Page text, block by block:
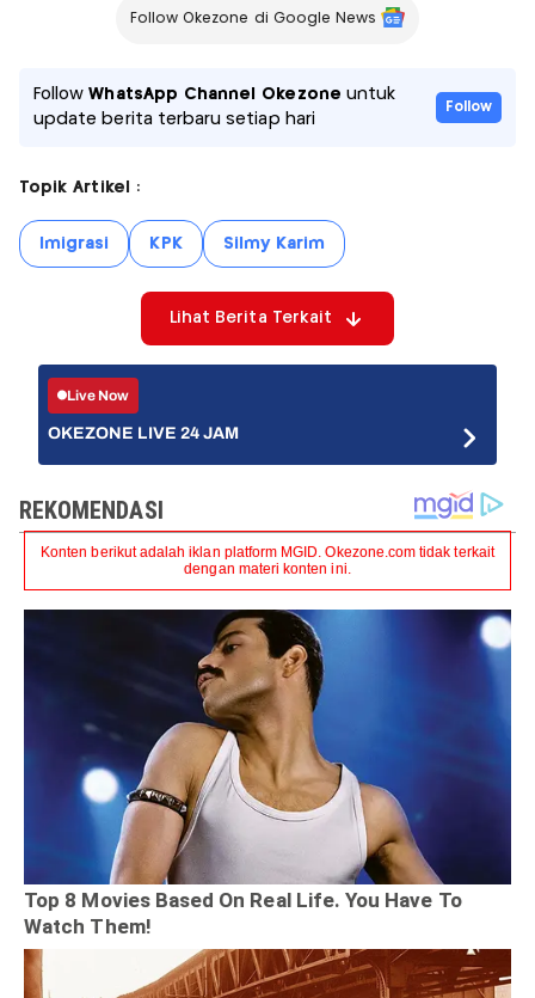
Follow Okezone di Google News
FollowWhatsApp Channel Okezone untuk
update berita terbaru setiap hari
Follow
Topik Artikel :
Imigrasi KPK Silmy Karim
Lihat Berita Terkait
Live Now
OKEZONE LIVE 24 JAM